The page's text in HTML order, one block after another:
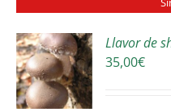
Llavor de
35,00€